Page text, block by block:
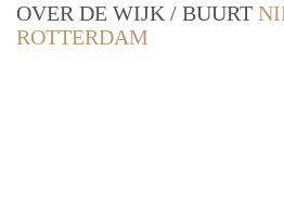
OVER DE WIJK / BUURT
ROTTERDAM